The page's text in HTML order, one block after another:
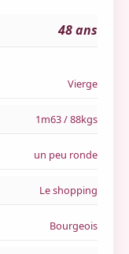
48 ans
Vierge
1m63 / 88kgs
un peu ronde
Le shopping
Bourgeois